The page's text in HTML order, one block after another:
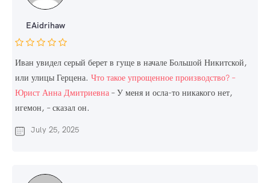
EAidrihaw
Иван увидел серый берет в гуще в начале Большой Никитской,
или улицы Герцена. Что такое упрощенное производство? –
Юрист Анна Дмитриевна – У меня и осла-то никакого нет,
игемон, – сказал он.
July 25, 2025